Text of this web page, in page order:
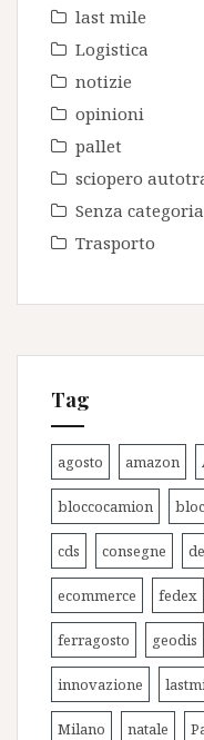
last mile
Logistica
notizie
opinioni
pallet
sciopero
Senza categoria
Trasporto
Tag
agosto amazon
bloccocamion
cds consegne
ecommerce fedex
ferragosto geodis
innovazione
Milano natale